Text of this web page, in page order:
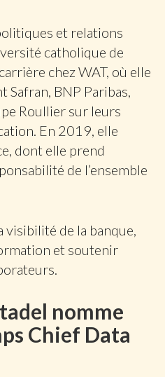
et relations
catholique de
chez WAT, où elle
Safran, BNP Paribas,
Roullier sur leurs
En 2019, elle
dont elle prend
de l’ensemble
visibilité de la banque,
et soutenir
nomme
Chief Data